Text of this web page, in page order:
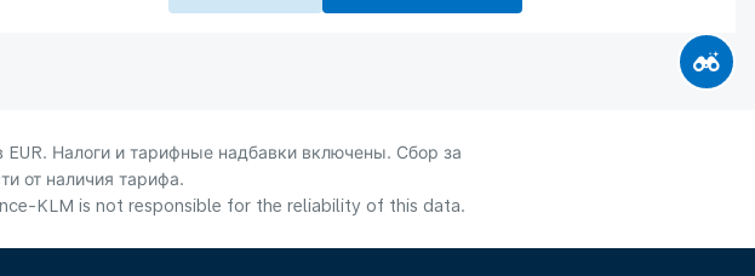
Налоги и тарифные надбавки включены. Сбор за
от наличия тарифа.
KLM is not responsible for the reliability of this data.